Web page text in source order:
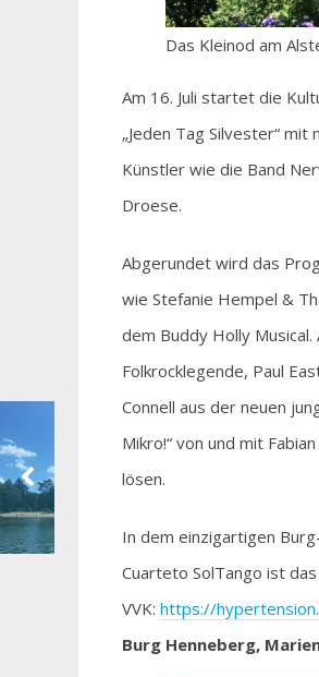
Das Kleinod am
Am 16. Juli startet die
„Jeden Tag Silvester“
Künstler wie die Band
Droese.
Abgerundet wird das
wie Stefanie Hempel &
dem Buddy Holly
Folkrocklegende, Paul
Connell aus der neuen
Mikro!“ von und mit
lösen.
In dem einzigartigen
Cuarteto SolTango ist
VVK: https://
Burg Henneberg,